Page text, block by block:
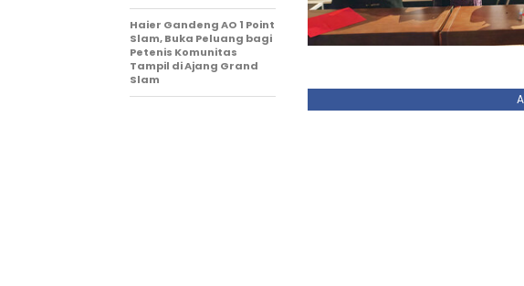
Haier Gandeng AO 1 Point
Slam, Buka Peluang bagi
Petenis Komunitas
Tampil di Ajang Grand
Slam